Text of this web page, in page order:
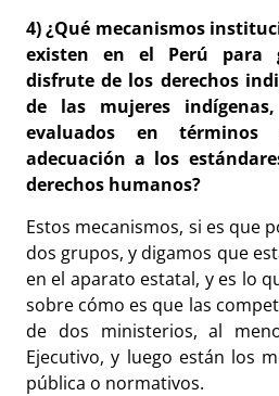
4) ¿Qué mecanismos
existen en el Perú para
disfrute de los derechos
de las mujeres
evaluados en
adecuación a los
derechos humanos?
Estos mecanismos, si es que
dos grupos, y digamos que
en el aparato estatal, y es lo
sobre cómo es que las
de dos ministerios, al
Ejecutivo, y luego están los
pública o normativos.